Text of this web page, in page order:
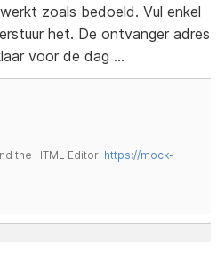
zoals bedoeld. Vul enkel
het. De ontvanger adres
voor de dag ...
the HTML Editor: https://mock-